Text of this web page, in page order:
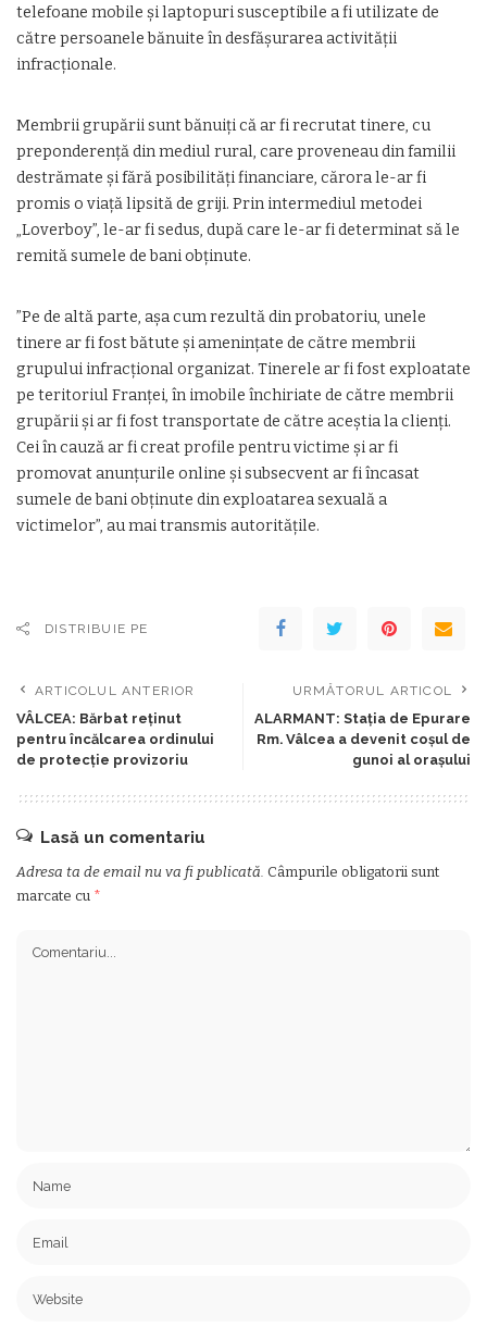
telefoane mobile şi laptopuri susceptibile a fi utilizate de
către persoanele bănuite în desfăşurarea activităţii
infracţionale.
Membrii grupării sunt bănuiţi că ar fi recrutat tinere, cu
preponderenţă din mediul rural, care proveneau din familii
destrămate şi fără posibilităţi financiare, cărora le-ar fi
promis o viaţă lipsită de griji. Prin intermediul metodei
„Loverboy”, le-ar fi sedus, după care le-ar fi determinat să le
remită sumele de bani obţinute.
”Pe de altă parte, aşa cum rezultă din probatoriu, unele
tinere ar fi fost bătute şi ameninţate de către membrii
grupului infracţional organizat. Tinerele ar fi fost exploatate
pe teritoriul Franţei, în imobile închiriate de către membrii
grupării şi ar fi fost transportate de către aceştia la clienţi.
Cei în cauză ar fi creat profile pentru victime şi ar fi
promovat anunţurile online şi subsecvent ar fi încasat
sumele de bani obţinute din exploatarea sexuală a
victimelor”, au mai transmis autorităţile.
DISTRIBUIE PE
ARTICOLUL ANTERIOR
VÂLCEA: Bărbat reținut
pentru încălcarea ordinului
de protecție provizoriu
URMĂTORUL ARTICOL
ALARMANT: Stația de Epurare
Rm. Vâlcea a devenit coșul de
gunoi al orașului
Lasă un comentariu
Adresa ta de email nu va fi publicată. Câmpurile obligatorii sunt
marcate cu *